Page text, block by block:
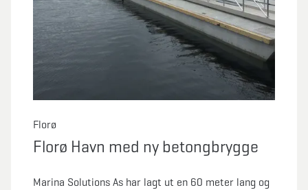
Florø
Florø Havn med ny betongbrygge
Marina Solutions As har lagt ut en 60 meter lang og